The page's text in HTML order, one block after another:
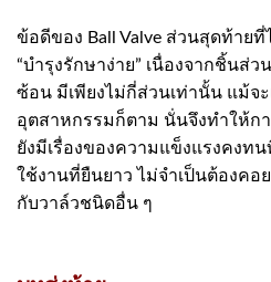
ข้อดีของ Ball Valve ส่วนสุดท้ายที่
“บำรุงรักษาง่าย” เนื่องจากชิ้นส่
ซ้อน มีเพียงไม่กี่ส่วนเท่านั้น แม้จ
อุตสาหกรรมก็ตาม นั่นจึงทำให้ก
ยังมีเรื่องของความแข็งแรงคงท
ใช้งานที่ยืนยาว ไม่จำเป็นต้องคอ
กับวาล์วชนิดอื่น ๆ